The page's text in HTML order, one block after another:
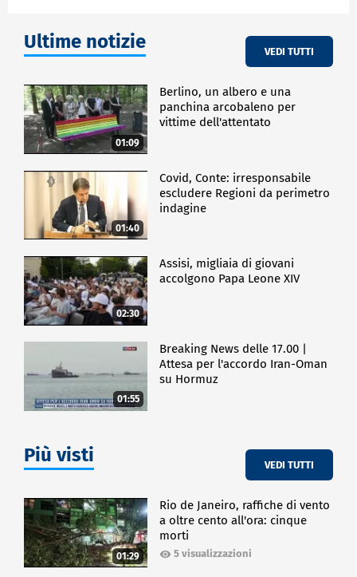
Ultime notizie VEDI TUTTI
01:09
Berlino, un albero e una
panchina arcobaleno per
vittime dell'attentato
01:40
Covid, Conte: irresponsabile
escludere Regioni da perimetro
indagine
02:30
Assisi, migliaia di giovani
accolgono Papa Leone XIV
01:55
Breaking News delle 17.00 |
Attesa per l'accordo Iran-Oman
su Hormuz
Più visti VEDI TUTTI
01:29
Rio de Janeiro, raffiche di vento
a oltre cento all'ora: cinque
morti
5 visualizzazioni